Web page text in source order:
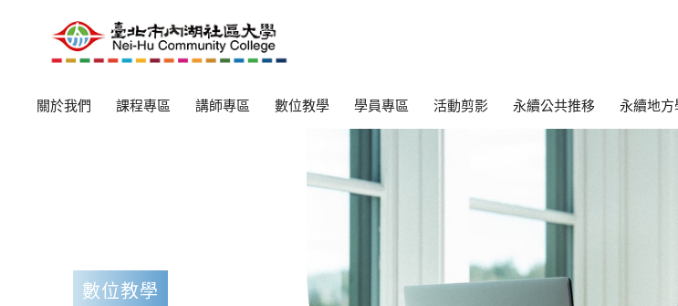
關於我們 課程專區 講師專區 數位教學 學員專區 活動剪影 永續公共推移 永續地方
數位教學